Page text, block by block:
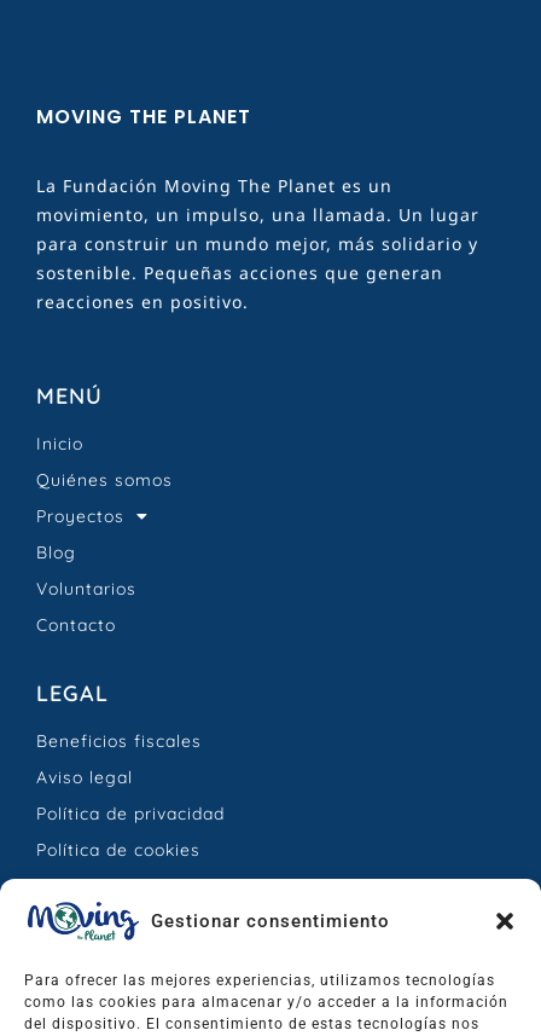
Gestionar consentimiento
Para ofrecer las mejores experiencias, utilizamos tecnologías
como las cookies para almacenar y/o acceder a la información
del dispositivo. El consentimiento de estas tecnologías nos
MOVING THE PLANET
La Fundación Moving The Planet es un
movimiento, un impulso, una llamada. Un lugar
para construir un mundo mejor, más solidario y
sostenible. Pequeñas acciones que generan
reacciones en positivo.
MENÚ
Inicio
Quiénes somos
Proyectos
Blog
Voluntarios
Contacto
LEGAL
Beneficios fiscales
Aviso legal
Política de privacidad
Política de cookies
CONTACTO
Calle Jesús Hernández Mesa, 25 – La Orotava,
Santa Cruz de Tenerife, España.